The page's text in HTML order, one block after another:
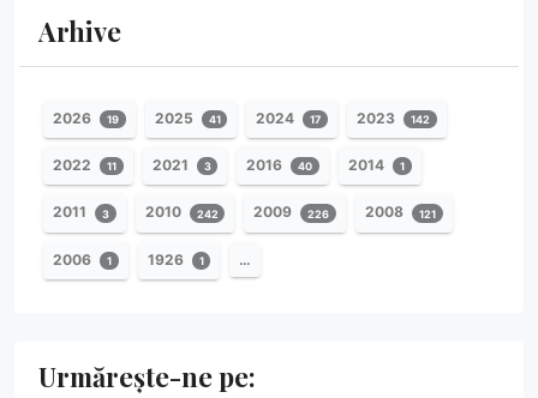
Arhive
2026 19 2025 41 2024 17 2023 142
2022 11 2021 3 2016 40 2014 1
2011 3 2010 242 2009 226 2008 121
2006 1 1926 1 …
Urmărește-ne pe: